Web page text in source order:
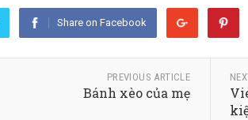
Share on Facebook
PREVIOUS ARTICLE
Bánh xèo của mẹ